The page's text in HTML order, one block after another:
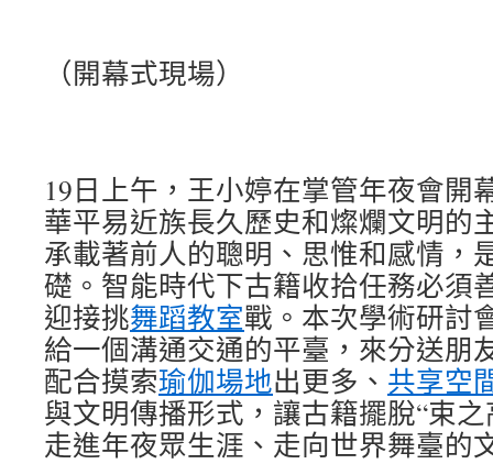
（開幕式現場）
19日上午，王小婷在掌管年夜會開
華平易近族長久歷史和燦爛文明的
承載著前人的聰明、思惟和感情，
礎。智能時代下古籍收拾任務必須
迎接挑舞蹈教室戰。本次學術研討
給一個溝通交通的平臺，來分送朋
配合摸索瑜伽場地出更多、 共享空
與文明傳播形式，讓古籍擺脫“束
走進年夜眾生涯、走向世界舞臺的